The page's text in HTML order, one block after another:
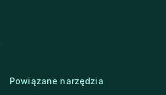
Powiązane narzędzia